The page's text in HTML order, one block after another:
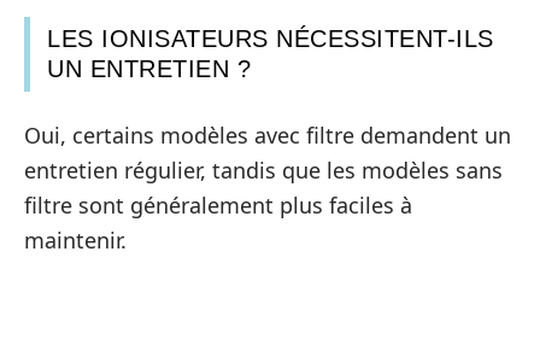
LES IONISATEURS NÉCESSITENT-ILS
UN ENTRETIEN ?
Oui, certains modèles avec filtre demandent un
entretien régulier, tandis que les modèles sans
filtre sont généralement plus faciles à
maintenir.